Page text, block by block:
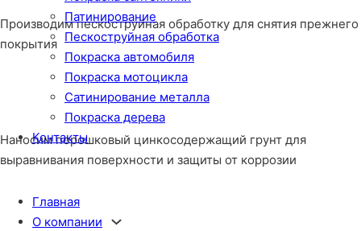
Патинирование
Пескоструйная обработка
Покраска автомобиля
Покраска мотоцикла
Сатинирование металла
Покраска дерева
Контакты
Главная
О компании
Производим пескоструйная обработку для снятия прежнего
покрытия
Наносим порошковый цинкосодержащий грунт для
выравнивания поверхности и защиты от коррозии